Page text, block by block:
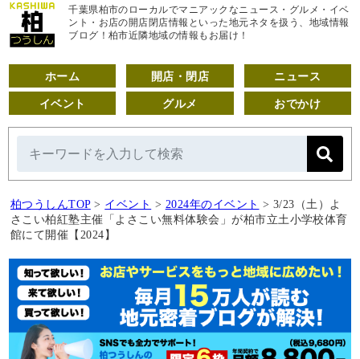
千葉県柏市のローカルでマニアックなニュース・グルメ・イベ
ント・お店の開店閉店情報といった地元ネタを扱う、地域情報
ブログ！柏市近隣地域の情報もお届け！
ホーム 開店・閉店 ニュース
イベント グルメ おでかけ
柏つうしんTOP > イベント > 2024年のイベント > 3/23（土）よ
さこい柏紅塾主催「よさこい無料体験会」が柏市立土小学校体育
館にて開催【2024】